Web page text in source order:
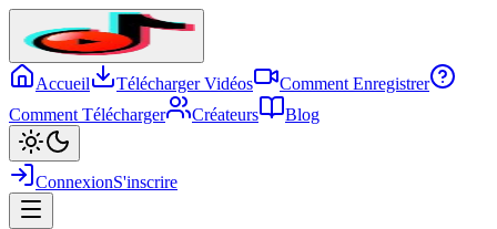
Accueil Télécharger Vidéos
Comment Enregistrer
Comment Télécharger
Créateurs Blog
ConnexionS'inscrire